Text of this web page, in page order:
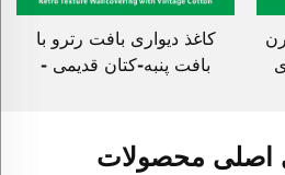
کاغذ دیواری بافت رترو با
بافت پنبه-کتان قدیمی -
اتاق‌های نشیمن و خواب
اصلی محصولات